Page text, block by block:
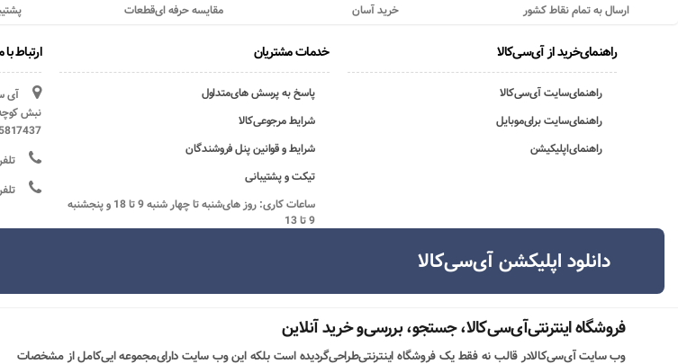
مقایسه حرفه ای‌قطعات خرید آسان ارسال به تمام نقاط کشور
راهنمای‌خرید از آی‌سی‌کالا
راهنمای‌سایت آی‌سی‌کالا
راهنمای‌سایت برای‌موبایل
راهنمای‌اپلیکیشن
خدمات مشتریان
پاسخ به پرسش های‌متداول
شرایط مرجوعی‌کالا
شرایط و قوانین پنل فروشندگان
تیکت و پشتیبانی
ساعات کاری: روز های‌شنبه تا چهار شنبه 9 تا 18 و پنجشنبه
9 تا 13
ارتباط با
آی
1135817437 ساعت کاری 9 لغایت
تلفن
تلفن
دانلود اپلیکشن آی‌سی‌کالا
فروشگاه اینترنتی‌آی‌سی‌کالا، جستجو، بررسی‌و خرید آنلاین
وب سایت آی‌سی‌کالادر قالب نه فقط یک فروشگاه اینترنتی‌طراحی‌گردیده است بلکه این وب سایت دارای‌مجموعه ایی‌کامل از مشخصات